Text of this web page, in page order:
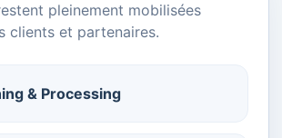
pleinement mobilisées
clients et partenaires.
& Processing